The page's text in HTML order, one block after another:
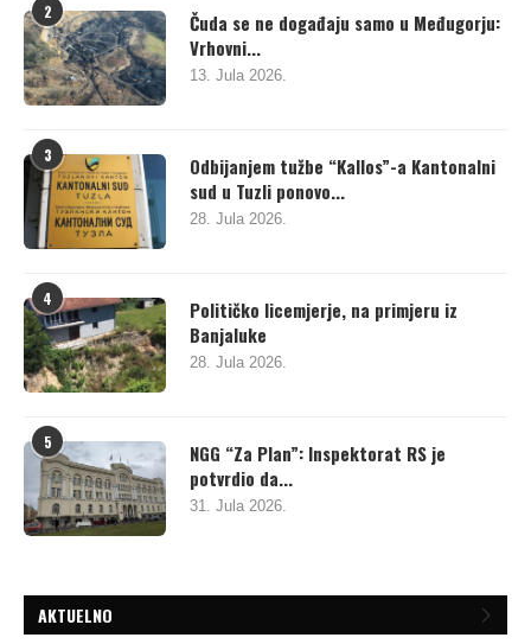
2
Čuda se ne događaju samo u Međugorju:
Vrhovni...
13. Jula 2026.
3
Odbijanjem tužbe “Kallos”-a Kantonalni
sud u Tuzli ponovo...
28. Jula 2026.
4
Političko licemjerje, na primjeru iz
Banjaluke
28. Jula 2026.
5
NGG “Za Plan”: Inspektorat RS je
potvrdio da...
31. Jula 2026.
AKTUELNO